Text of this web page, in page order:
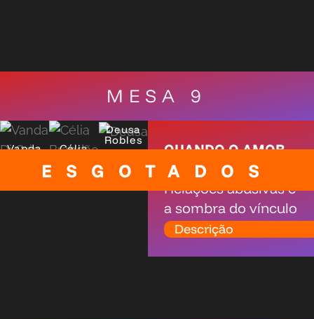
MESA 9
Vanda Célia
Deusa
Robles
QUANDO O AMOR
ADOECE:
Relações abusivas e
a sombra do vínculo
Descrição
ESGOTADOS